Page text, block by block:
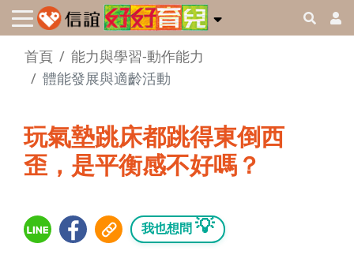
首頁
能力與學習-動作能力
體能發展與適齡活動
玩氣墊跳床都跳得東倒西
歪，是平衡感不好嗎？
我也想問 💡